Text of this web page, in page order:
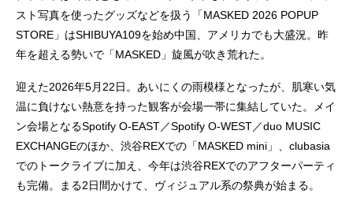
スト写真を使ったグッズなどを扱う「MASKED 2026 POPUP
STORE」はSHIBUYA109を始め中国、アメリカでも大盛況。昨
年を超える勢いで「MASKED」旋風が吹き荒れた。
迎えた2026年5月22日。あいにくの雨模様となったが、肌寒い気
温に負けない熱意を持った観客が会場一帯に集結していた。メイ
ン会場となるSpotify O-EAST／Spotify O-WEST／duo MUSIC
EXCHANGEのほか、渋谷REXでの「MASKED mini」、clubasia
でのトークライブに加え、今年は渋谷REXでのアフターパーティ
も完備。まる2日間かけて、ヴィジュアル系の祭典が始まる。